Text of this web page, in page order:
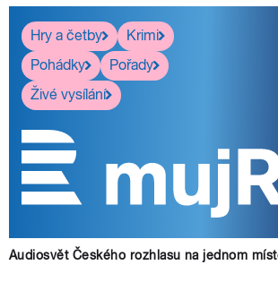
Hry a četby
Krimi
Pohádky
Pořady
Živé vysílání
Audiosvět Českého rozhlasu na jednom